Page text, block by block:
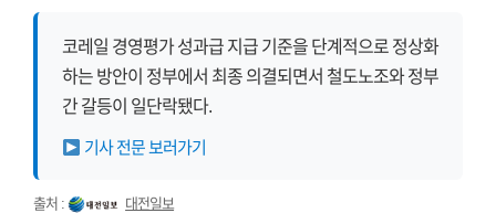
코레일 경영평가 성과급 지급 기준을 단계적으로 정상화
하는 방안이 정부에서 최종 의결되면서 철도노조와 정부
간 갈등이 일단락됐다.
기사 전문 보러가기
출처 : 대전일보